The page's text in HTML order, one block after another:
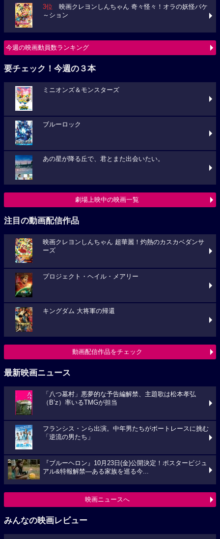
3位 映画クレヨンしんちゃん 奇々怪々！オラの妖怪バケ
～ション
今週の映画動員数ランキング
要チェック！今週の３本
ミニオンズ＆モンスターズ
ブルーロック
あの星が降る丘で、君とまた出会いたい。
劇場上映中の映画一覧
注目の動画配信作品
映画クレヨンしんちゃん 超華麗！灼熱のカスカベダンサ
ーズ
プロジェクト・ヘイル・メアリー
キングダム 大将軍の帰還
動画配信作品をチェック
最新映画ニュース
「八つ墓村」悪夢的な予告編解禁、主題歌は松本孝弘
（B’z）率いるTMGが担当
フランシス・ンら出演。中年男たちがボートレースに挑む
「逆流の男たち」
『ブルーヘロン』10月23日(金)公開決定！ポスタービジュ
アル&特報解禁―ある家族を巡る今...
映画ニュースへ
みんなの映画レビュー